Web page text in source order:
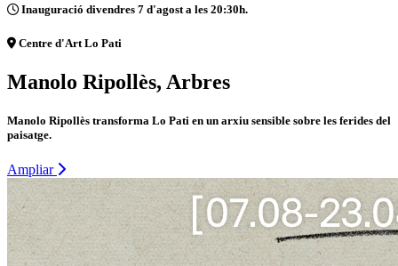
Inauguració divendres 7 d'agost a les 20:30h.
Centre d'Art Lo Pati
Manolo Ripollès, Arbres
Manolo Ripollès transforma Lo Pati en un arxiu sensible sobre les ferides del
paisatge.
Ampliar